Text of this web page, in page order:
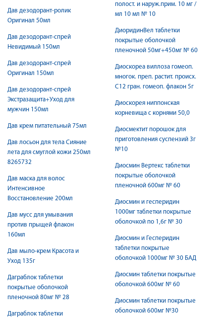
Дав дезодорант-ролик
Оригинал 50мл
Дав дезодорант-спрей
Невидимый 150мл
Дав дезодорант-спрей
Оригинал 150мл
Дав дезодорант-спрей
Экстразащита+Уход для
мужчин 150мл
Дав крем питательный 75мл
Дав лосьон для тела Сияние
лета для смуглой кожи 250мл
8265732
Дав маска для волос
Интенсивное
Восстановление 200мл
Дав мусс для умывания
против прыщей флакон
160мл
Дав мыло-крем Красота и
Уход 135г
Даграблок таблетки
покрытые оболочкой
пленочной 80мг № 28
Даграблок таблетки
полост. и наруж.прим. 10 мг /
мл 10 мл № 10
ДиоридинВел таблетки
покрытые оболочкой
пленочной 50мг+450мг № 60
Диоскореа виллоза гомеоп.
многок. преп. растит. происх.
С12 гран. гомеоп. флакон 5г
Диоскорея ниппонская
корневища с корнями 50,0
Диосмектит порошок для
приготовления суспензий 3г
№10
Диосмин Вертекс таблетки
покрытые оболочкой
пленочной 600мг № 60
Диосмин и гесперидин
1000мг таблетки покрытые
оболочкой по 1,6г № 30
Диосмин и Гесперидин
таблетки покрытые
оболочкой 1000мг № 30 БАД
Диосмин таблетки покрытые
оболочкой 600мг № 60
Диосмин таблетки покрытые
оболочкой 600мг №30